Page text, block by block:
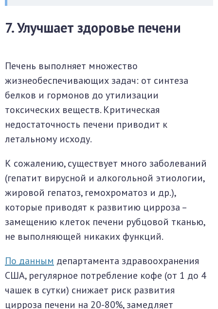
7. Улучшает здоровье печени
Печень выполняет множество
жизнеобеспечивающих задач: от синтеза
белков и гормонов до утилизации
токсических веществ. Критическая
недостаточность печени приводит к
летальному исходу.
К сожалению, существует много заболеваний
(гепатит вирусной и алкогольной этиологии,
жировой гепатоз, гемохроматоз и др.),
которые приводят к развитию цирроза –
замещению клеток печени рубцовой тканью,
не выполняющей никаких функций.
По данным департамента здравоохранения
США, регулярное потребление кофе (от 1 до 4
чашек в сутки) снижает риск развития
цирроза печени на 20-80%, замедляет